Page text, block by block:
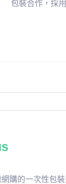
包裝合作，採
購的一次性包